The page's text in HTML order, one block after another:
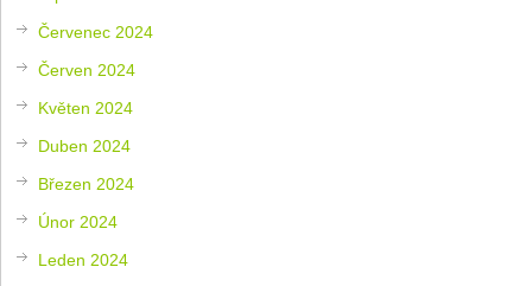
Červenec 2024
Červen 2024
Květen 2024
Duben 2024
Březen 2024
Únor 2024
Leden 2024